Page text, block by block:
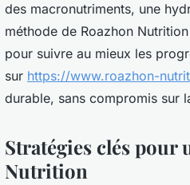
des macronutriments, une
méthode de Roazhon
pour suivre au mieux les
sur https://www.roazhon-
durable, sans compromis sur
Stratégies clés pour
Nutrition